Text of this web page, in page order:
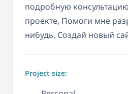
подробную
проекте, Помоги мне
нибудь, Создай новый
Project size: